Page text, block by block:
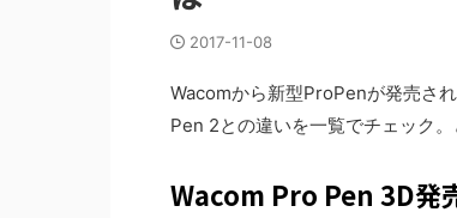
2017-11-08
Wacomから新型ProPenが発売さ
Pen 2との違いを一覧でチェック。
Wacom Pro Pen 3D発